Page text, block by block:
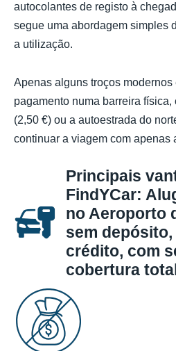
autocolantes de registo à
segue uma abordagem simples
a utilização.
Apenas alguns troços
pagamento numa barreira
(2,50 €) ou a autoestrada do
continuar a viagem com apenas
Principais
FindYCar:
no Aeroporto
sem
crédito, com
cobertura